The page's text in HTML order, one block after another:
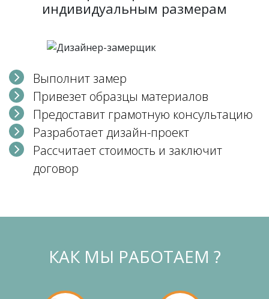
индивидуальным размерам
Выполнит замер
Привезет образцы материалов
Предоставит грамотную консультацию
Разработает дизайн-проект
Рассчитает стоимость и заключит
договор
КАК МЫ РАБОТАЕМ ?